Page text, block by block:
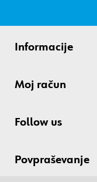
Informacije
Moj račun
Follow us
Povpraševanje